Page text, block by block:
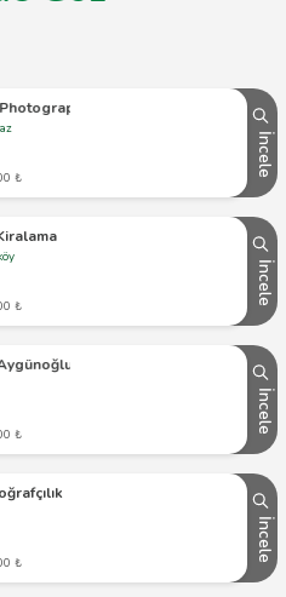
₺
İncele
₺
İncele
₺
İncele
₺
İncele